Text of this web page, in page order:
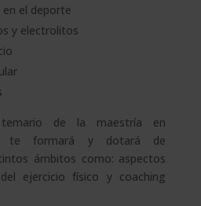
el deporte
y electrolitos
temario de la maestría en
te formará y dotará de
ámbitos como: aspectos
ejercicio físico y coaching